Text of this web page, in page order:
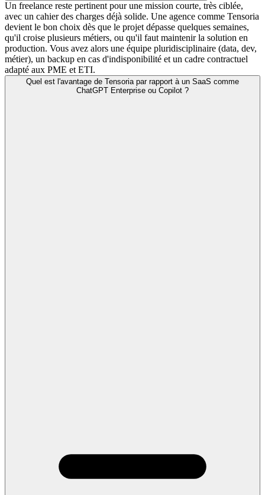
Un freelance reste pertinent pour une mission courte, très ciblée,
avec un cahier des charges déjà solide. Une agence comme Tensoria
devient le bon choix dès que le projet dépasse quelques semaines,
qu'il croise plusieurs métiers, ou qu'il faut maintenir la solution en
production. Vous avez alors une équipe pluridisciplinaire (data, dev,
métier), un backup en cas d'indisponibilité et un cadre contractuel
adapté aux PME et ETI.
Quel est l'avantage de Tensoria par rapport à un SaaS comme
ChatGPT Enterprise ou Copilot ?